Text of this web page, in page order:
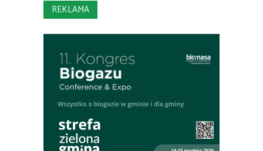
REKLAMA